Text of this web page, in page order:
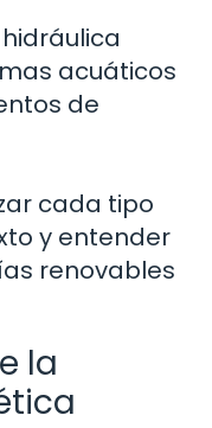
acuáticos
de
cada tipo
y entender
renovables
la